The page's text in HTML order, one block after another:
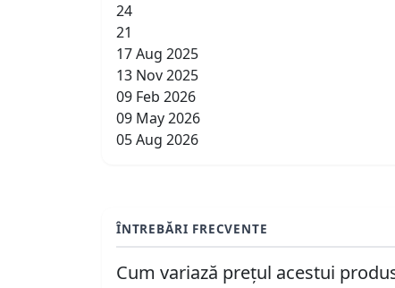
24
21
17 Aug 2025
13 Nov 2025
09 Feb 2026
09 May 2026
05 Aug 2026
ÎNTREBĂRI FRECVENTE
Cum variază prețul acestui